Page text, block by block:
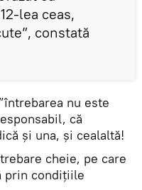
lea ceas,
constată
nu este
că
și una, și cealaltă!
cheie, pe care
prin condițiile